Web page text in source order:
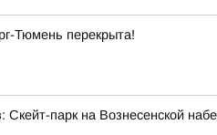
Тюмень перекрыта!
парк на Вознесенской